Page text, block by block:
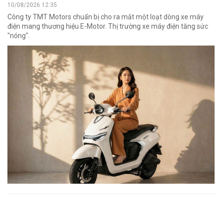
10/08/2026 12:35
Công ty TMT Motors chuẩn bị cho ra mắt một loạt dòng xe máy
điện mang thương hiệu E-Motor. Thị trường xe máy điện tăng sức
"nóng".